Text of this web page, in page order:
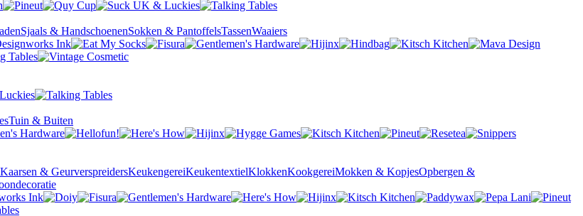
Sjaals & HandschoenenSokken & PantoffelsTassenWaaiers
Tuin & Buiten
Kaarsen & GeurverspreidersKeukengereiKeukentextielKlokkenKookgereiMokken & KopjesOpbergen &